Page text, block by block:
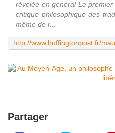
révélée en général Le
critique philosophique des
même de r...
Partager